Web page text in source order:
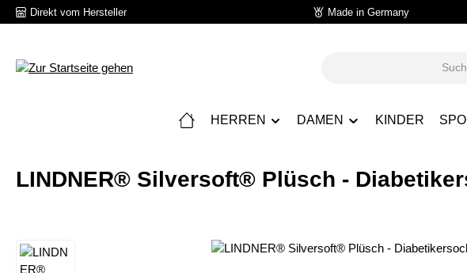
Hauptinhalt springen
Zur Suche springen
Zur Hauptnavigation springen
Direkt vom Hersteller Made in Germany
HERREN DAMEN KINDER
LINDNER® Silversoft® Plüsch -
Bildergalerie überspringen